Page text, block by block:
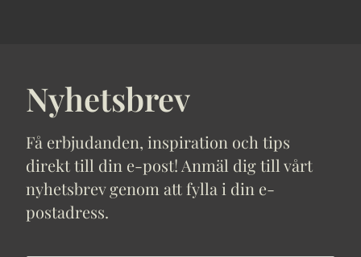
Nyhetsbrev
Få erbjudanden, inspiration och tips
direkt till din e-post! Anmäl dig till vårt
nyhetsbrev genom att fylla i din e-
postadress.